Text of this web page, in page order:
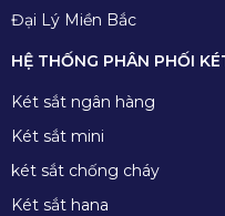
Đại Lý Miền Bắc
HỆ THỐNG PHÂN PHỐI
Két sắt ngân hàng
Két sắt mini
két sắt chống cháy
Két sắt hana